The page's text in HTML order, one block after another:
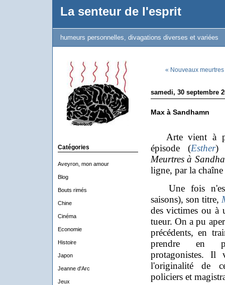
La senteur de l'esprit
humeurs personnelles, divagations diverses et variées
Catégories
Aveyron, mon amour
Blog
Bouts rimés
Chine
Cinéma
Economie
Histoire
Japon
Jeanne d'Arc
Jeux
« Nouveaux
samedi, 30 septembre
Max à Sandhamn
Arte vient à
épisode (Esther)
Meurtres à
ligne, par la
Une fois n'est
saisons), son titre,
des victimes ou à
tueur. On a pu
précédents, en
prendre en
protagonistes. Il
l'originalité de
policiers et